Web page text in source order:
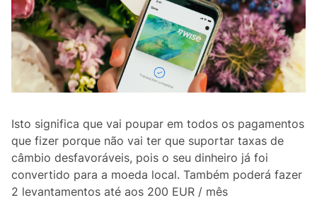
Isto significa que vai poupar em todos os pagamentos
que fizer porque não vai ter que suportar taxas de
câmbio desfavoráveis, pois o seu dinheiro já foi
convertido para a moeda local. Também poderá fazer
2 levantamentos até aos 200 EUR / mês